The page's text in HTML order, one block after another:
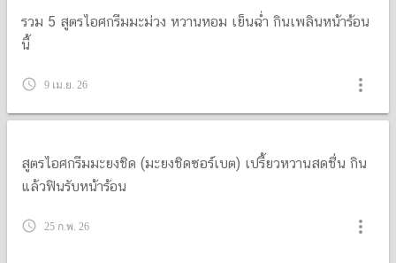
รวม 5 สูตรไอศกรีมมะม่วง หวานหอม เย็นฉ่ำ กินเพลินหน้าร้อน
นี้
query_builder 9 เม.ย. 26 more_vert
สูตรไอศกรีมมะยงชิด (มะยงชิดซอร์เบต) เปรี้ยวหวานสดชื่น กิน
แล้วฟินรับหน้าร้อน
query_builder 25 ก.พ. 26 more_vert